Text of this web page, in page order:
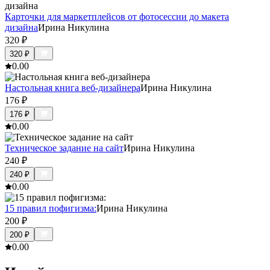
Карточки для маркетплейсов от фотосессии до макета
дизайнаИрина Никулина
320 ₽
320 ₽
0.00
Настольная книга веб-дизайнераИрина Никулина
176 ₽
176 ₽
0.00
Техническое задание на сайтИрина Никулина
240 ₽
240 ₽
0.00
15 правил пофигизма:Ирина Никулина
200 ₽
200 ₽
0.00